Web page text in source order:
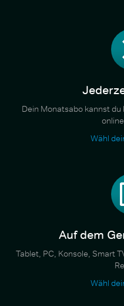
Dein Monatsabo kannst
Wähl
Auf dem
Tablet, PC, Konsole, Smart
Wähl